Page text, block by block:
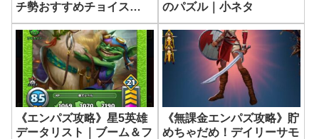
チ勢おすすめチョイス
【empires & puzzles】
のパズル｜小ネタ
《エンパズ攻略》星5英雄
データリスト｜ブーム＆フ
《無課金エンパズ攻略》貯
めちゃだめ！デイリーサモ